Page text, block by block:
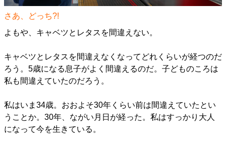
さあ、どっち?!
よもや、キャベツとレタスを間違えない。
キャベツとレタスを間違えなくなってどれくらいが経つのだ
ろう。5歳になる息子がよく間違えるのだ。子どものころは
私も間違えていたのだろう。
私はいま34歳。おおよそ30年くらい前は間違えていたとい
うことか。30年、ながい月日が経った。私はすっかり大人
になって今を生きている。